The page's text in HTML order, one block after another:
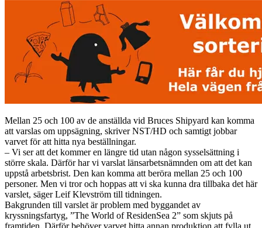
Mellan 25 och 100 av de anställda vid Bruces Shipyard kan komma
att varslas om uppsägning, skriver NST/HD och samtigt jobbar
varvet för att hitta nya beställningar.
– Vi ser att det kommer en längre tid utan någon sysselsättning i
större skala. Därför har vi varslat länsarbetsnämnden om att det kan
uppstå arbetsbrist. Den kan komma att beröra mellan 25 och 100
personer. Men vi tror och hoppas att vi ska kunna dra tillbaka det här
varslet, säger Leif Klevström till tidningen.
Bakgrunden till varslet är problem med byggandet av
kryssningsfartyg, ”The World of ResidenSea 2” som skjuts på
framtiden. Därför behöver varvet hitta annan produktion att fylla ut